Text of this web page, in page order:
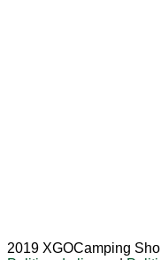
2019 XGOCamping